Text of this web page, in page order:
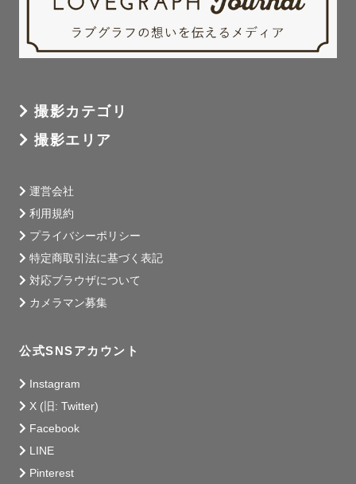
撮影カテゴリ
撮影エリア
運営会社
利用規約
プライバシーポリシー
特定商取引法に基づく表記
対応ブラウザについて
カメラマン募集
公式SNSアカウント
Instagram
X (旧: Twitter)
Facebook
LINE
Pinterest